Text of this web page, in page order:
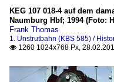
KEG 107 018-4 auf dem
Naumburg Hbf; 1994 (Foto:
Frank Thomas
1. Unstrutbahn (KBS 585) /
 1260 1024x768 Px,